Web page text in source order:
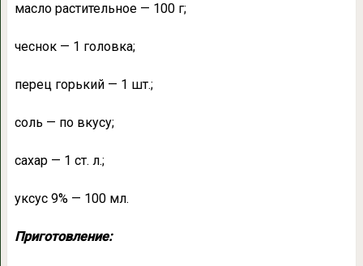
масло растительное — 100 г;
чеснок — 1 головка;
перец горький — 1 шт.;
соль — по вкусу;
сахар — 1 ст. л.;
уксус 9% — 100 мл.
Приготовление: